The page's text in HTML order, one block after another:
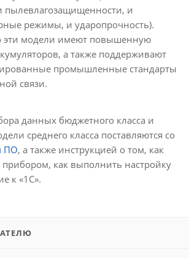
пылевлагозащищенности, и
режимы, и ударопрочность).
эти модели имеют повышенную
а также поддерживают
промышленные стандарты
связи.
данных бюджетного класса и
среднего класса поставляются со
ПО, а также инструкцией о том, как
прибором, как выполнить настройку
к «1С».